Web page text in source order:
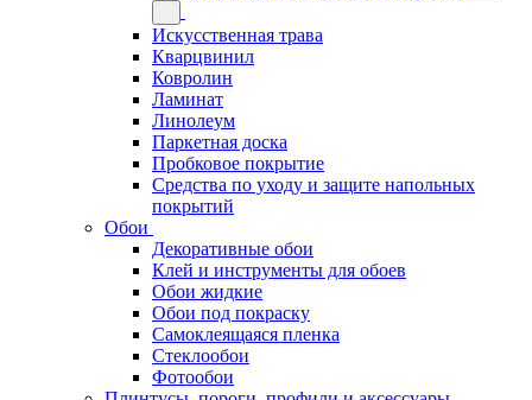
Искусственная трава
Кварцвинил
Ковролин
Ламинат
Линолеум
Паркетная доска
Пробковое покрытие
Средства по уходу и защите напольных
покрытий
Обои
Декоративные обои
Клей и инструменты для обоев
Обои жидкие
Обои под покраску
Самоклеящаяся пленка
Стеклообои
Фотообои